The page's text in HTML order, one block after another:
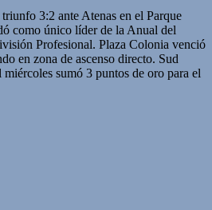
3:2 ante Atenas en el Parque
como único líder de la Anual del
Profesional. Plaza Colonia venció
en zona de ascenso directo. Sud
sumó 3 puntos de oro para el